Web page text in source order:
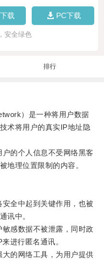
载 PC下载
安全绿色
排行
）是一种将用户数据
术将用户的真实IP地址隐
的个人信息不受网络黑客
地理位置限制的内容。
全中起到关键作用，也被
讯中。
感数据不被泄露，同时政
进行匿名通讯。
的网络工具，为用户提供